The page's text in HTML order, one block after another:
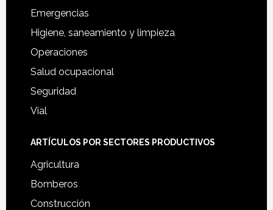
Emergencias
Higiene, saneamiento y limpieza
Operaciones
Salud ocupacional
Seguridad
Vial
ARTÍCULOS POR SECTORES PRODUCTIVOS
Agricultura
Bomberos
Construcción